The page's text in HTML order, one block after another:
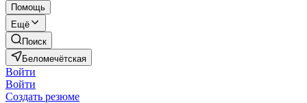
Помощь
Ещё
Поиск
Беломечётская
Войти
Войти
Создать резюме